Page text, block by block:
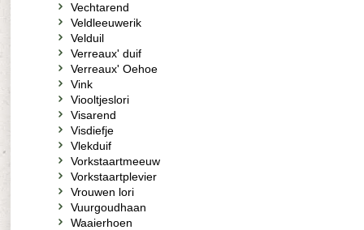
Vechtarend
Veldleeuwerik
Velduil
Verreaux' duif
Verreaux' Oehoe
Vink
Viooltjeslori
Visarend
Visdiefje
Vlekduif
Vorkstaartmeeuw
Vorkstaartplevier
Vrouwen lori
Vuurgoudhaan
Waaierhoen